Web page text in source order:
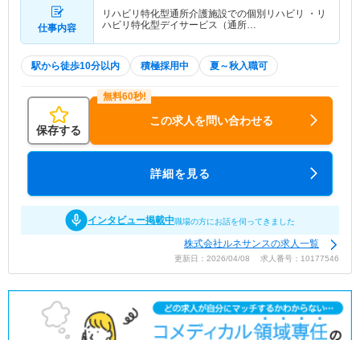
仕事内容
リハビリ特化型通所介護施設での個別リハビリ ・リ
ハビリ特化型デイサービス（通所…
駅から徒歩10分以内 積極採用中 夏～秋入職可
保存する
この求人を問い合わせる
詳細を見る
インタビュー掲載中職場の方にお話を伺ってきました
株式会社ルネサンスの求人一覧
更新日：2026/04/08 求人番号：10177546